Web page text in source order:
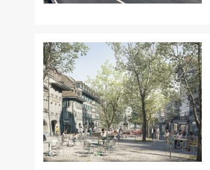
©